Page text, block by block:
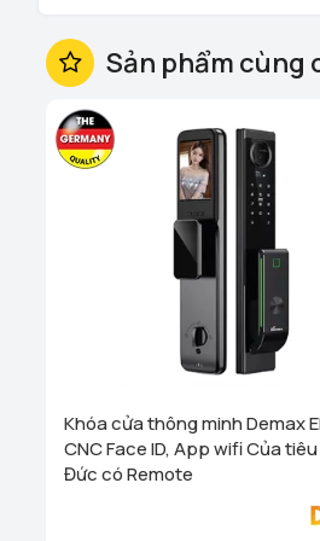
Sản phẩm cùng
Khóa cửa thông minh Demax
CNC Face ID, App wifi Của
Đức có Remote